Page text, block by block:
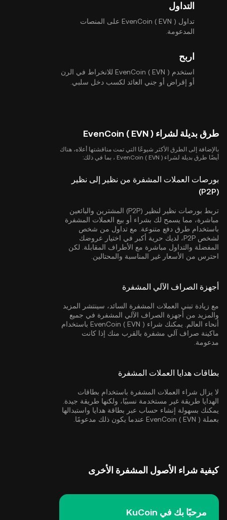
التداول
تداول EvenCoin ( EVN ) على المنصات
المدعومة.
اربح
استخدم EvenCoin ( EVN ) للانخراط في الرن
أو إقراض أو جني العائد لكسب دخل سلبي.
طرق بديلة لشراء EvenCoin ( EVN )
بالإضافة إلى الطرق الأكثر شيوعًا التي تمت مناقشتها أعلاه، هناك
أيضًا طرق بديلة لشراء EvenCoin ( EVN ) ، بما في ذلك:
بورصات العملات المشفرة من نظير إلى نظير
(P2P)
تربط بورصات نظير لنظير (P2P) المشترين والبائعين
مباشرة، مما يسمح لك بشراء أو بيع العملات المشفرة
باستخدام طرق دفع متنوعة. مع تداول من شخص
لشخص P2P، لديك حرية أكبر في اختيار عروضك
المفضلة والتداول مباشرة مع الأطراف المقابلة. لكن
احترس من الأسعار غير المناسبة والمحتالين.
أجهزة الصراف الآلي المشفرة
مع زيادة تبني العملات المشفرة السائد، سينتشر المزيد
والمزيد من أجهزة الصراف الآلي المشفرة في جميع
أنحاء العالم. يمكنك شراء EvenCoin ( EVN ) باستخدام
ماكينة صراف آلي مشفرة بالقرب منك إذا كانت
مدعومة.
بطاقات هدايا العملات المشفرة
لا يزال شراء العملات المشفرة باستخدام بطاقات
الهدايا طريقة غير مستخدمة نسبيًا، ولكنها طريقة جيدة.
يمكنك بسهولة إنشاء حساب عبر بطاقة هدايا واستبدالها
بعملة EvenCoin ( EVN ) عندما يكون ذلك مدعومًا.
كيفية شراء الأصول المشفرة الأخرى
مرحبًا بك في KuCoin